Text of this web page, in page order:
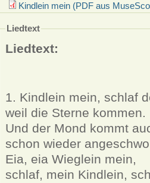
Kindlein mein (PDF aus
Liedtext
Liedtext:
1. Kindlein mein, schlaf
weil die Sterne kommen.
Und der Mond kommt
schon wieder
Eia, eia Wieglein mein,
schlaf, mein Kindlein,